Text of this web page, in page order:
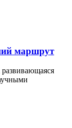
маршрут